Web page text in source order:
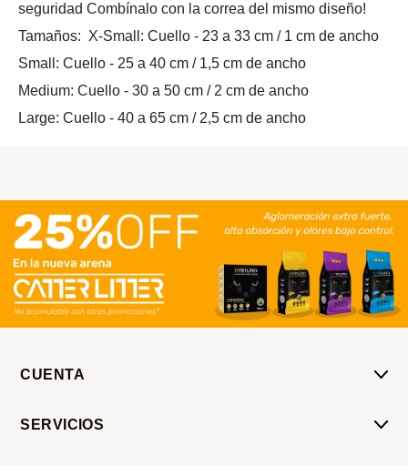
seguridad Combínalo con la correa del mismo diseño!
Tamaños: X-Small: Cuello - 23 a 33 cm / 1 cm de ancho
Small: Cuello - 25 a 40 cm / 1,5 cm de ancho
Medium: Cuello - 30 a 50 cm / 2 cm de ancho
Large: Cuello - 40 a 65 cm / 2,5 cm de ancho
CUENTA
SERVICIOS